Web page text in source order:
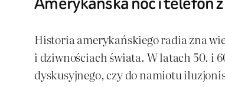
Historia amerykańskiego radia zna
i dziwnościach świata. W latach 50. i
dyskusyjnego, czy do namiotu